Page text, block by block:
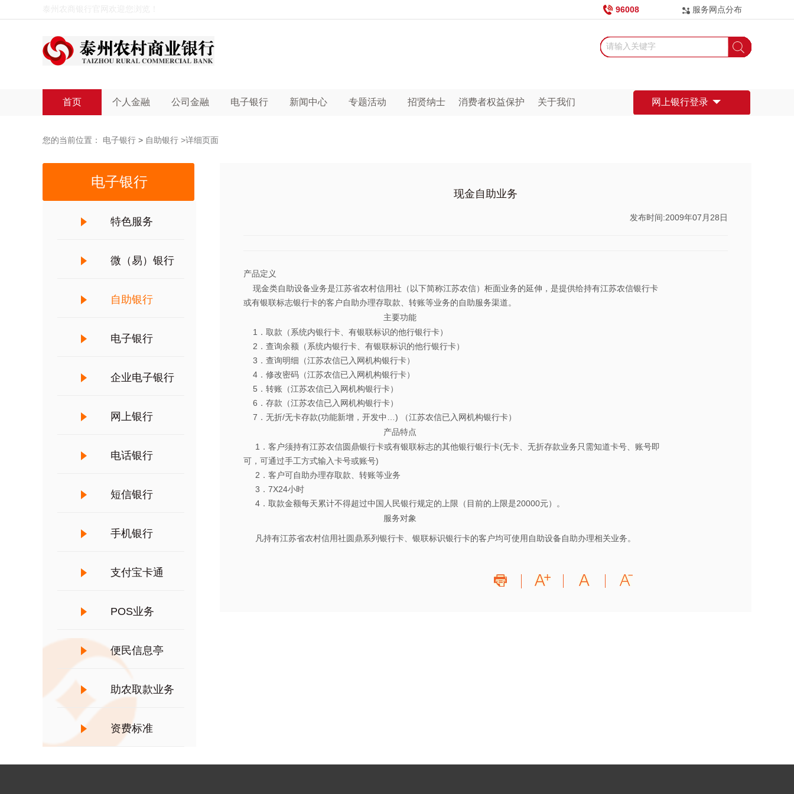
96008 服务网点分布
首页 个人金融 公司金融 电子银行 新闻中心 专题活动 招贤纳士 消费者权益保护 关于我们 网上银行登录
电子银行
特色服务
微（易）银行
自助银行
电子银行
企业电子银行
网上银行
电话银行
短信银行
手机银行
支付宝卡通
POS业务
便民信息亭
助农取款业务
资费标准
您的当前位置： 电子银行 > 自助银行 >详细页面
现金自助业务
发布时间:2009年07月28日
产品定义
现金类自助设备业务是江苏省农村信用社（以下简称江苏农信）柜面业务的延伸，是提供给持有江苏农信银行卡
或有银联标志银行卡的客户自助办理存取款、转账等业务的自助服务渠道。
主要功能
1．取款（系统内银行卡、有银联标识的他行银行卡）
2．查询余额（系统内银行卡、有银联标识的他行银行卡）
3．查询明细（江苏农信已入网机构银行卡）
4．修改密码（江苏农信已入网机构银行卡）
5．转账（江苏农信已入网机构银行卡）
6．存款（江苏农信已入网机构银行卡）
7．无折/无卡存款(功能新增，开发中…) （江苏农信已入网机构银行卡）
产品特点
1．客户须持有江苏农信圆鼎银行卡或有银联标志的其他银行银行卡(无卡、无折存款业务只需知道卡号、账号即
可，可通过手工方式输入卡号或账号)
2．客户可自助办理存取款、转账等业务
3．7X24小时
4．取款金额每天累计不得超过中国人民银行规定的上限（目前的上限是20000元）。
服务对象
凡持有江苏省农村信用社圆鼎系列银行卡、银联标识银行卡的客户均可使用自助设备自助办理相关业务。